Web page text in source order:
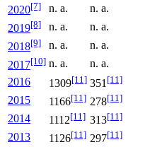
2020[7] n. a. n. a.
2019[8] n. a. n. a.
2018[9] n. a. n. a.
2017[10] n. a. n. a.
2016
1309[11] 351 [11]
2015
1166[11] 278[11]
2014
1112[11] 313[11]
2013
1126[11] 297[11]